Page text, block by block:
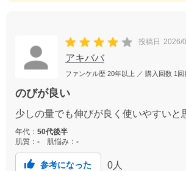
投稿日 2026/
アキババ
ファンケル歴 20年以上 ／ 購入回数 1回
のびが良い
少しの量でも伸びが良く使いやすいと
年代： 50代後半
肌質： - 肌悩み： -
参考になった 0 人